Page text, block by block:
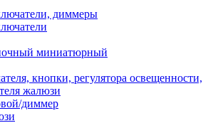
диммеры
миниатюрный
кнопки, регулятора освещенности,
жалюзи
диммер